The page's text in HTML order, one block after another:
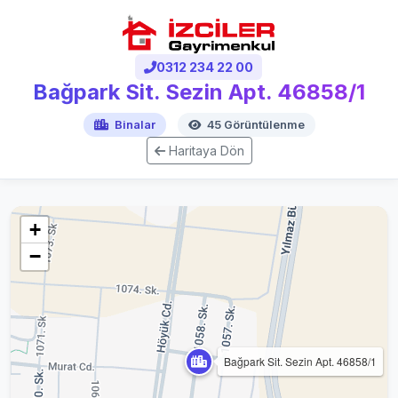
0312 234 22 00
Bağpark Sit. Sezin Apt. 46858/1
Binalar 45 Görüntülenme
Haritaya Dön
Bağpark Sit. Sezin Apt. 46858/1
+
−